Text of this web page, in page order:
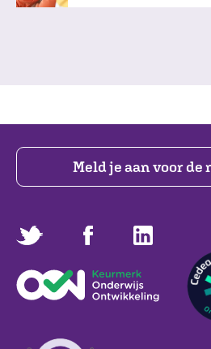
Meld je aan voor